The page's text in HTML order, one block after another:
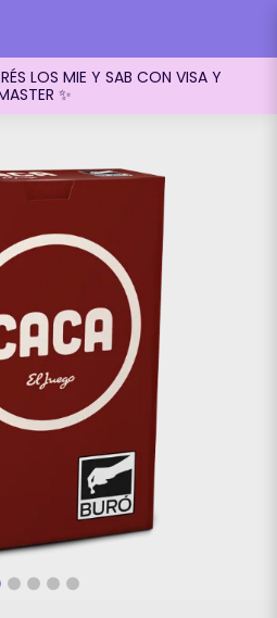
LOS MIE Y SAB CON VISA Y
✨